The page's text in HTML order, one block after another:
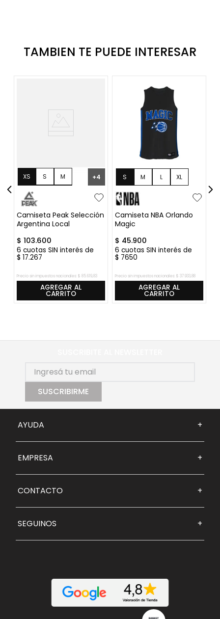
TAMBIEN TE PUEDE INTERESAR
S
L
M
XS
XXXL
+4
Camiseta Peak Selección
Argentina Local
$ 103.600
6 cuotas SIN interés de
$ 17.267
Precio sin impuestos nacionales: $ 85.619,83
AGREGAR AL
CARRITO
S L
M XL
Camiseta NBA Orlando
Magic
$ 45.900
6 cuotas SIN interés de
$ 7650
Precio sin impuestos nacionales: $ 37.933,88
AGREGAR AL
CARRITO
SUSCRIBIRME
AYUDA +
EMPRESA +
CONTACTO +
SEGUINOS +